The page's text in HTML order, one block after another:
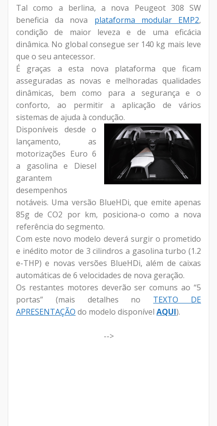
Tal como a berlina, a nova Peugeot 308 SW
beneficia da nova plataforma modular EMP2,
condição de maior leveza e de uma eficácia
dinâmica. No global consegue ser 140 kg mais leve
que o seu antecessor.
É graças a esta nova plataforma que ficam
asseguradas as novas e melhoradas qualidades
dinâmicas, bem como para a segurança e o
conforto, ao permitir a aplicação de vários
sistemas de ajuda à condução.
Disponíveis desde o
lançamento, as
motorizações Euro 6
a gasolina e Diesel
garantem
desempenhos
notáveis. Uma versão BlueHDi, que emite apenas
85g de CO2 por km, posiciona-o como a nova
referência do segmento.
Com este novo modelo deverá surgir o prometido
e inédito motor de 3 cilindros a gasolina turbo (1.2
e-THP) e novas versões BlueHDi, além de caixas
automáticas de 6 velocidades de nova geração.
Os restantes motores deverão ser comuns ao “5
portas” (mais detalhes no TEXTO DE
APRESENTAÇÃO do modelo disponível AQUI).
-->